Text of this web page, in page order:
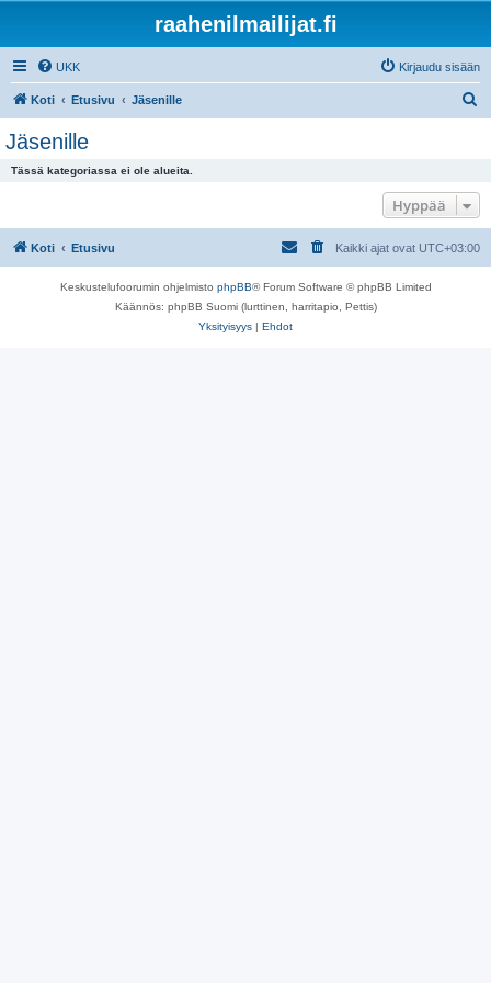
raahenilmailijat.fi
UKK Kirjaudu sisään
Koti Etusivu Jäsenille
Jäsenille
Tässä kategoriassa ei ole alueita.
Hyppää
Koti Etusivu Kaikki ajat ovat UTC+03:00
Keskustelufoorumin ohjelmisto phpBB® Forum Software © phpBB Limited
Käännös: phpBB Suomi (lurttinen, harritapio, Pettis)
Yksityisyys | Ehdot